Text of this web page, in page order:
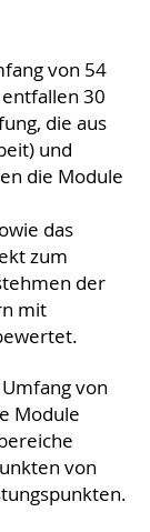
von 54
30
die aus
und
die Module
das
zum
der
mit
von
Module
von